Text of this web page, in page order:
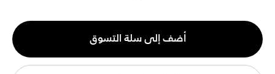
الكمية
1
أضف إلى سلة التسوق